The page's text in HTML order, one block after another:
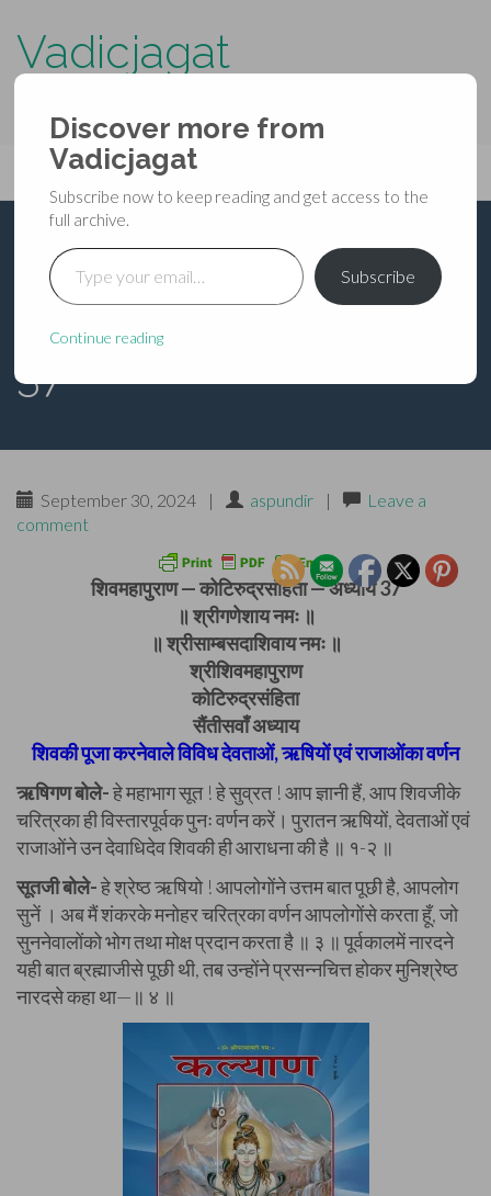
Vadicjagat
Primary
Menu
content
Vadicjagat
शिवमहापुराण —
कोटिरुद्रसंहिता — अध्याय
37
September 30, 2024 | aspundir |
Leave a
comment
शिवमहापुराण — कोटिरुद्रसंहिता — अध्याय 37
॥ श्रीगणेशाय नमः ॥
॥ श्रीसाम्बसदाशिवाय नमः ॥
श्रीशिवमहापुराण
कोटिरुद्रसंहिता
सैंतीसवाँ अध्याय
शिवकी पूजा करनेवाले विविध देवताओं, ऋषियों एवं राजाओंका वर्णन
ऋषिगण बोले-हे महाभाग सूत ! हे सुव्रत ! आप ज्ञानी हैं, आप शिवजीके
चरित्रका ही विस्तारपूर्वक पुनः वर्णन करें। पुरातन ऋषियों, देवताओं एवं
राजाओंने उन देवाधिदेव शिवकी ही आराधना की है ॥ १-२ ॥
सूतजी बोले-हे श्रेष्ठ ऋषियो ! आपलोगोंने उत्तम बात पूछी है, आपलोग
सुनें । अब मैं शंकरके मनोहर चरित्रका वर्णन आपलोगोंसे करता हूँ, जो
सुननेवालोंको भोग तथा मोक्ष प्रदान करता है ॥ ३ ॥ पूर्वकालमें नारदने
यही बात ब्रह्माजीसे पूछी थी, तब उन्होंने प्रसन्नचित्त होकर मुनिश्रेष्ठ
नारदसे कहा था—॥ ४ ॥
Discover more from
Vadicjagat
Subscribe now to keep reading and get access to the
full archive.
Type your email…
Subscribe
Continue reading